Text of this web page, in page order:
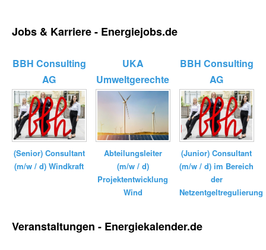
Jobs & Karriere - Energiejobs.de
BBH Consulting
AG
(Senior) Consultant
(m/w / d) Windkraft
UKA
Umweltgerechte
Kraftanlagen
GmbH ...
Abteilungsleiter
(m/w / d)
Projektentwicklung
Wind
BBH Consulting
AG
(Junior) Consultant
(m/w / d) im Bereich
der
Netzentgeltregulierung
Veranstaltungen - Energiekalender.de